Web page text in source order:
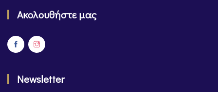
Ακολουθήστε μας
Newsletter